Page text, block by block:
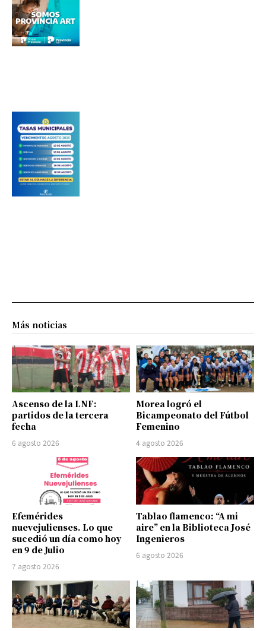
Más noticias
Ascenso de la LNF:
partidos de la tercera
fecha
6 agosto 2026
Morea logró el
Bicampeonato del Fútbol
Femenino
4 agosto 2026
Efemérides
nuevejulienses. Lo que
sucedió un día como hoy
en 9 de Julio
7 agosto 2026
Tablao flamenco: “A mi
aire” en la Biblioteca José
Ingenieros
6 agosto 2026